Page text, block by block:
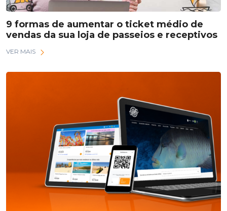
9 formas de aumentar o ticket médio de
vendas da sua loja de passeios e receptivos
VER MAIS